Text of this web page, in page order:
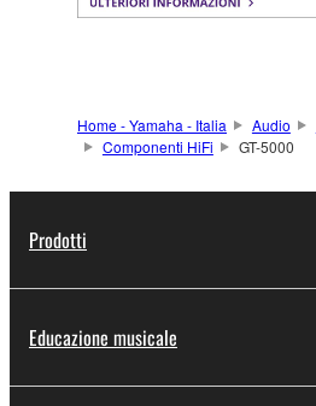
Home - Yamaha - Italia Audio
Componenti HiFi
GT-5000
Prodotti
Educazione musicale